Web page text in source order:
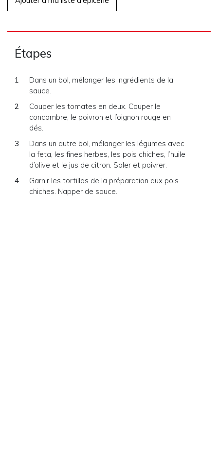
Étapes
Dans un bol, mélanger les ingrédients de la
sauce.
Couper les tomates en deux. Couper le
concombre, le poivron et l’oignon rouge en
dés.
Dans un autre bol, mélanger les légumes avec
la feta, les fines herbes, les pois chiches, l’huile
d’olive et le jus de citron. Saler et poivrer.
Garnir les tortillas de la préparation aux pois
chiches. Napper de sauce.